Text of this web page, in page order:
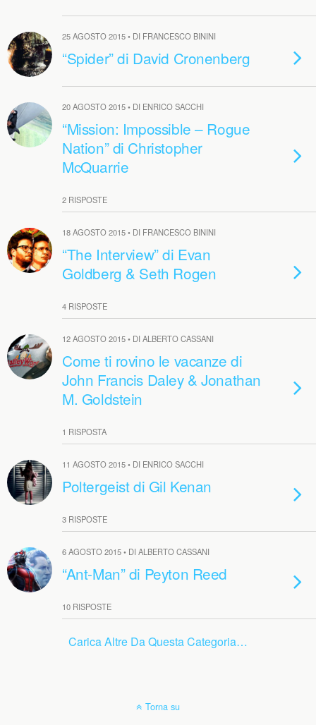
25 AGOSTO 2015 • DI FRANCESCO BININI
“Spider” di David Cronenberg
20 AGOSTO 2015 • DI ENRICO SACCHI
“Mission: Impossible – Rogue
Nation” di Christopher
McQuarrie
2 RISPOSTE
18 AGOSTO 2015 • DI FRANCESCO BININI
“The Interview” di Evan
Goldberg & Seth Rogen
4 RISPOSTE
12 AGOSTO 2015 • DI ALBERTO CASSANI
Come ti rovino le vacanze di
John Francis Daley & Jonathan
M. Goldstein
1 RISPOSTA
11 AGOSTO 2015 • DI ENRICO SACCHI
Poltergeist di Gil Kenan
3 RISPOSTE
6 AGOSTO 2015 • DI ALBERTO CASSANI
“Ant-Man” di Peyton Reed
10 RISPOSTE
Carica Altre Da Questa Categoria…
Torna su